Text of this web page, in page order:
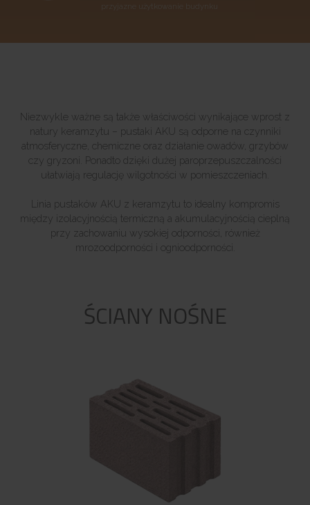
przyjazne użytkowanie budynku
Niezwykle ważne są także właściwości wynikające wprost z
natury keramzytu – pustaki AKU są odporne na czynniki
atmosferyczne, chemiczne oraz działanie owadów, grzybów
czy gryzoni. Ponadto dzięki dużej paroprzepuszczalności
ułatwiają regulację wilgotności w pomieszczeniach.
Linia pustaków AKU z keramzytu to idealny kompromis
między izolacyjnością termiczną a akumulacyjnością cieplną
przy zachowaniu wysokiej odporności, również
mrozoodporności i ognioodporności.
ŚCIANY NOŚNE